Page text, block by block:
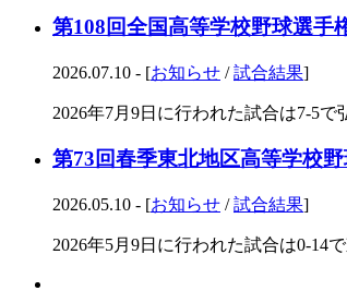
第108回全国高等学校野球選手
2026.07.10 - [お知らせ /試合結果]
2026年7月9日に行われた試合は7-5
第73回春季東北地区高等学校
2026.05.10 - [お知らせ /試合結果]
2026年5月9日に行われた試合は0-14